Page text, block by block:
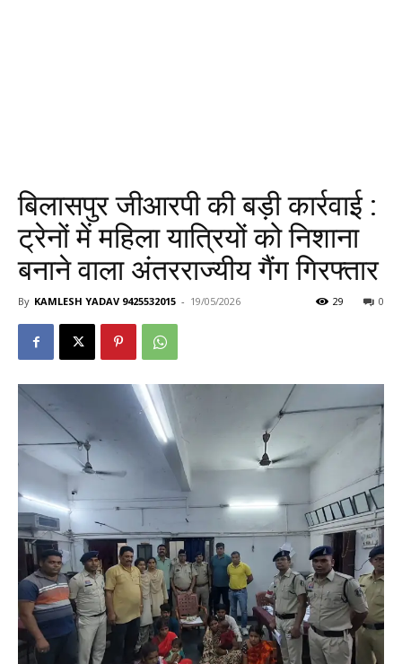
बिलासपुर जीआरपी की बड़ी कार्रवाई :
ट्रेनों में महिला यात्रियों को निशाना
बनाने वाला अंतरराज्यीय गैंग गिरफ्तार
By KAMLESH YADAV 9425532015 - 19/05/2026 0
29